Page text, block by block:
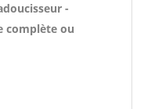
-
complète ou